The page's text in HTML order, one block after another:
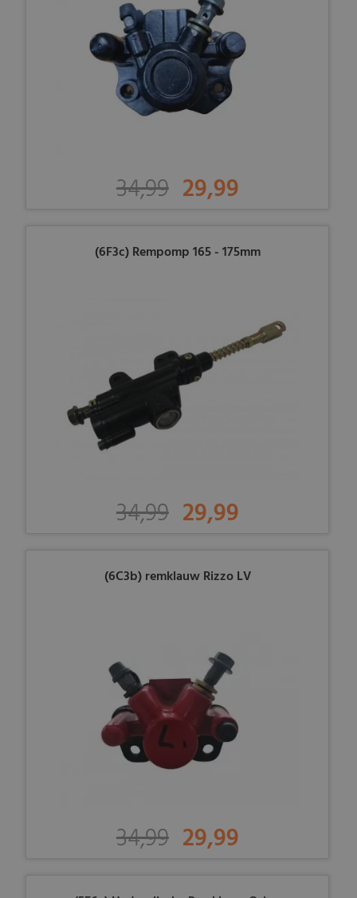
34,99 29,99
(6F3c) Rempomp 165 - 175mm
34,99 29,99
(6C3b) remklauw Rizzo LV
34,99 29,99